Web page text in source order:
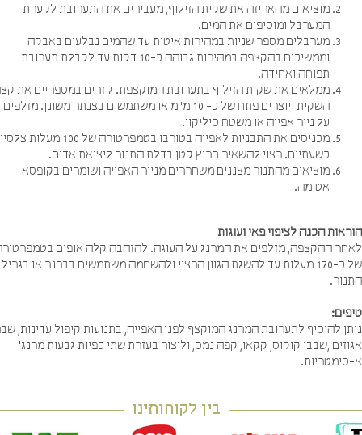
מוציאים מהאריזה את שקית הזילוף, מעבירים את התערובת לקערת
המערבל ומוסיפים את המים.
מערבלים מספר שניות במהירות איטית עד שהמים נבלעים באבקה
וממשיכים בהקצפה במהירות גבוהה כ-10 דקות עד לקבלת תערובת
תפוחה ואחידה.
ממלאים את שקית הזילוף בתערובת המוקצפת. גוזרים במספריים את קצה
השקית ויוצרים פתח של כ- 10 מ"מ או משתמשים בצנתר משונן. מזלפים
על נייר אפייה או משטח סיליקון.
מכניסים את התבניות לאפייה בטורבו בטמפרטורה של 100 מעלות צלסיוס
כשעתיים. רצוי להשאיר חריץ קטן בדלת התנור ליציאת אדים.
מוציאים מהתנור מצננים משחררים מנייר האפייה ושומרים בקופסא
אטומה.
הכנה לציפוי פאי ועוגות
ההקצפה, מזלפים את המרנג על העוגה. להזהבה קלה אופים בטמפרטורה
של כ-170 מעלות עד להשגת הגוון הרצוי ולהשחמה משתמשים בברנר או בגריל
להוסיף לתערובת המרנג המוקצף לפני האפייה, בתנועות קיפול עדינות, שברי
,שבבי קוקוס, קקאו, קפה נמס, וליצור בעזרת שתי כפיות גבעות מרנג`
בין לקוחותינו